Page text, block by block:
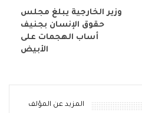
وزير الخارجية يبلغ مجلس
حقوق الإنسان بجنيف
أساب الهجمات على
الأبيض
المزيد عن المؤلف